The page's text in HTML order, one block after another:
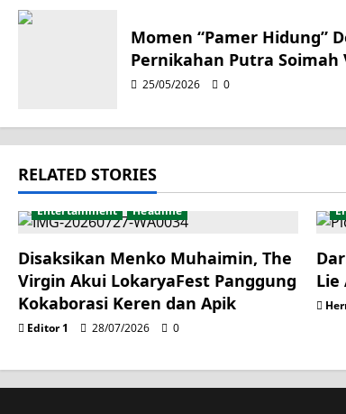
g
i
o
n
Momen “Pamer Hidung”
Pernikahan Putra Soimah
25/05/2026 0
RELATED STORIES
Entertainment Headline
Disaksikan Menko Muhaimin, The
Virgin Akui LokaryaFest Panggung
Kokaborasi Keren dan Apik
Editor 1 28/07/2026 0
Lie